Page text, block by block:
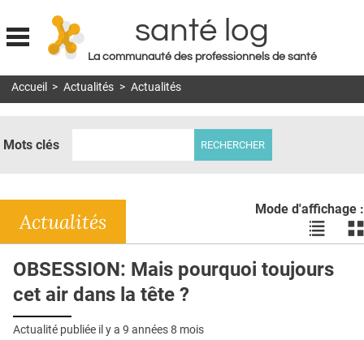
Jump to navigation
santé log
La communauté des professionnels de santé
MON COMPTE
DOSSIERS
RÉSEAUX
E-REVUE SAD
Accueil > Actualités > Actualités
Mots clés
Mode d'affichage :
Voir
les
en
les
Actualités
OBSESSION: Mais pourquoi toujours
cet air dans la tête ?
Actualité publiée il y a 9 années 8 mois